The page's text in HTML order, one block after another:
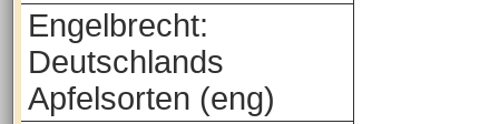
Engelbrecht:
Deutschlands
Apfelsorten (eng)